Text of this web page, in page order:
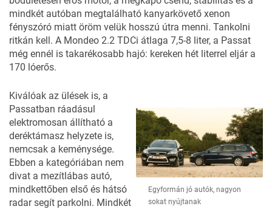
mindkét autóban megtalálható kanyarkövető xenon
fényszóró miatt öröm velük hosszú útra menni. Tankolni
ritkán kell. A Mondeo 2.2 TDCi átlaga 7,5-8 liter, a Passat
még ennél is takarékosabb hajó: kereken hét literrel eljár a
170 lóerős.
Egyformán jó autók, nagyon
sokat nyújtanak
Kiválóak az ülések is, a
Passatban ráadásul
elektromosan állítható a
deréktámasz helyzete is,
nemcsak a keménysége.
Ebben a kategóriában nem
divat a mezítlábas autó,
mindkettőben első és hátsó
radar segít parkolni. Mindkét